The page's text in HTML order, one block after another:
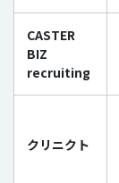
CASTER
BIZ
recruiting
クリニクト